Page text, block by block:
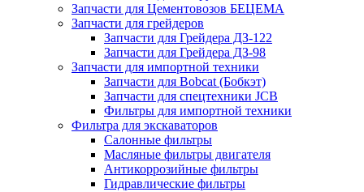
Запчасти для Цементовозов БЕЦЕМА
Запчасти для грейдеров
Запчасти для Грейдера ДЗ-122
Запчасти для Грейдера ДЗ-98
Запчасти для импортной техники
Запчасти для Bobcat (Бобкэт)
Запчасти для спецтехники JCB
Фильтры для импортной техники
Фильтра для экскаваторов
Салонные фильтры
Масляные фильтры двигателя
Антикоррозийные фильтры
Гидравлические фильтры